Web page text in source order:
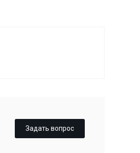
Задать вопрос